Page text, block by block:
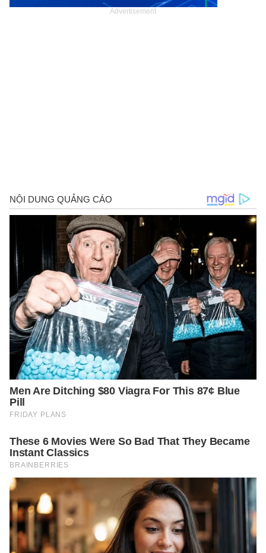
Advertisement